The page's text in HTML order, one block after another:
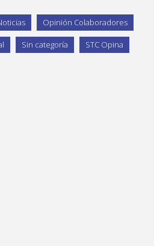
Opinión Colaboradores
Sin categoría STC Opina